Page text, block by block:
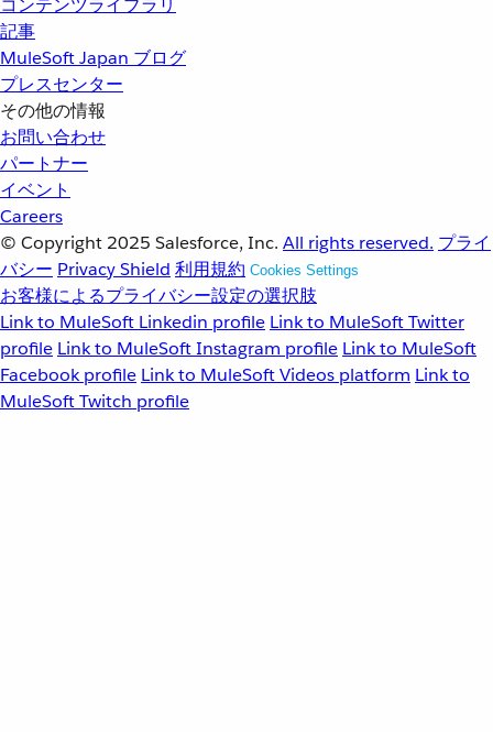
コンテンツライブラリ
記事
MuleSoft Japan ブログ
プレスセンター
その他の情報
お問い合わせ
パートナー
イベント
Careers
© Copyright 2025 Salesforce, Inc. All rights reserved. プライ
バシー Privacy Shield 利用規約 Cookies Settings
お客様によるプライバシー設定の選択肢
Link to MuleSoft Linkedin profile Link to MuleSoft Twitter
profile Link to MuleSoft Instagram profile Link to MuleSoft
Facebook profile Link to MuleSoft Videos platform Link to
MuleSoft Twitch profile